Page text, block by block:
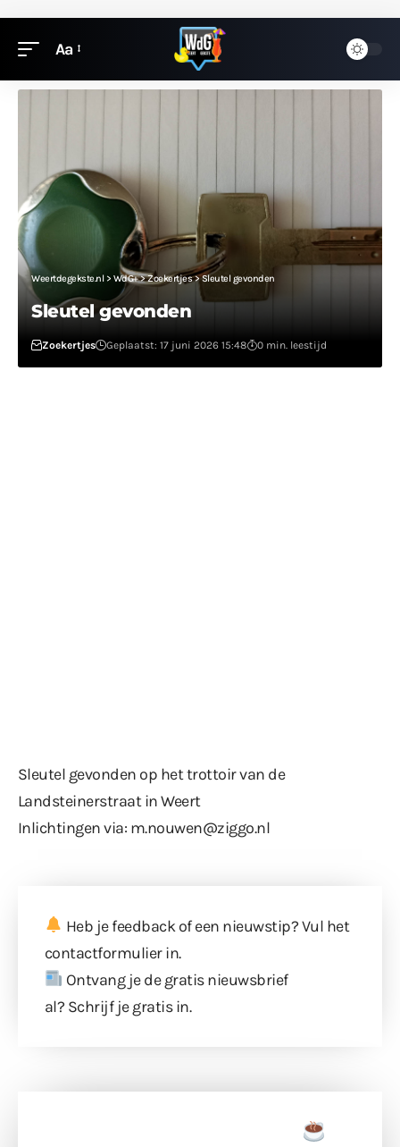
Aa
Weertdegekste.nl> WdG+>Zoekertjes>Sleutel gevonden
Sleutel gevonden
Zoekertjes Geplaatst: 17 juni 2026 15:48 0 min. leestijd
Sleutel gevonden op het trottoir van de
Landsteinerstraat in Weert
Inlichtingen via: m.nouwen@ziggo.nl
Heb je feedback of een nieuwstip? Vul het
contactformulierin.
Ontvang je de gratis nieuwsbrief
al? Schrijf je gratis in.